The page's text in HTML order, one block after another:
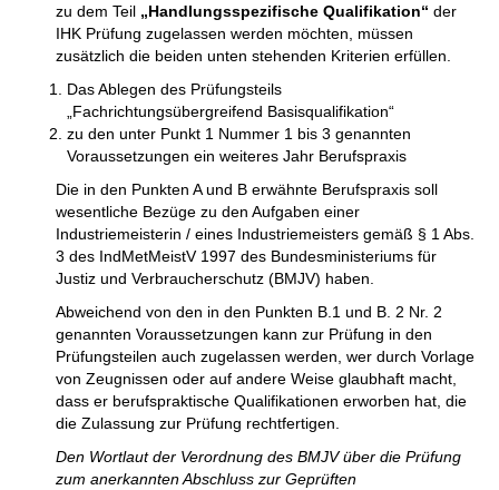
zu dem Teil „Handlungsspezifische Qualifikation“ der
IHK Prüfung zugelassen werden möchten, müssen
zusätzlich die beiden unten stehenden Kriterien erfüllen.
Das Ablegen des Prüfungsteils
„Fachrichtungsübergreifend Basisqualifikation“
zu den unter Punkt 1 Nummer 1 bis 3 genannten
Voraussetzungen ein weiteres Jahr Berufspraxis
Die in den Punkten A und B erwähnte Berufspraxis soll
wesentliche Bezüge zu den Aufgaben einer
Industriemeisterin / eines Industriemeisters gemäß § 1 Abs.
3 des IndMetMeistV 1997 des Bundesministeriums für
Justiz und Verbraucherschutz (BMJV) haben.
Abweichend von den in den Punkten B.1 und B. 2 Nr. 2
genannten Voraussetzungen kann zur Prüfung in den
Prüfungsteilen auch zugelassen werden, wer durch Vorlage
von Zeugnissen oder auf andere Weise glaubhaft macht,
dass er berufspraktische Qualifikationen erworben hat, die
die Zulassung zur Prüfung rechtfertigen.
Den Wortlaut der Verordnung des BMJV über die Prüfung
zum anerkannten Abschluss zur Geprüften